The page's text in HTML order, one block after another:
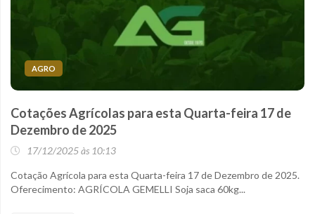
AGRO
Cotações Agrícolas para esta Quarta-feira 17 de
Dezembro de 2025
17/12/2025 às 10:13
Cotação Agrícola para esta Quarta-feira 17 de Dezembro de 2025.
Oferecimento: AGRÍCOLA GEMELLI Soja saca 60kg...